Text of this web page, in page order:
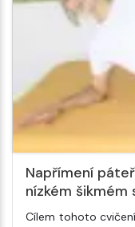
Napřímení
nízkém šikmém
Cílem tohoto